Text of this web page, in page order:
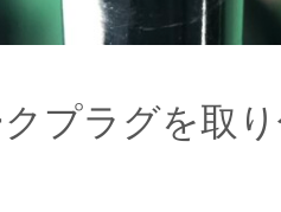
プラグを取